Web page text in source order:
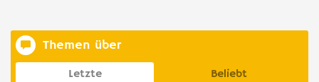
Themen über
Letzte Beliebt